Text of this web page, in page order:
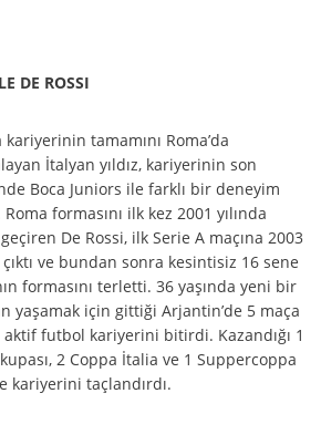
DE ROSSI
tamamını Roma’da
İtalyan yıldız, kariyerinin son
Boca Juniors ile farklı bir deneyim
Roma formasını ilk kez 2001 yılında
geçiren De Rossi, ilk Serie A maçına 2003
çıktı ve bundan sonra kesintisiz 16 sene
formasını terletti. 36 yaşında yeni bir
yaşamak için gittiği Arjantin’de 5 maça
aktif futbol kariyerini bitirdi. Kazandığı 1
2 Coppa İtalia ve 1 Suppercoppa
kariyerini taçlandırdı.